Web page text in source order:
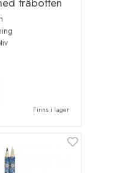
Finns i lager